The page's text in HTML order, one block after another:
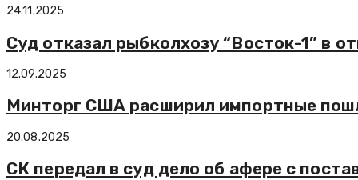
24.11.2025
Суд отказал рыбколхозу “Восток-1” в
12.09.2025
Минторг США расширил импортные
20.08.2025
СК передал в суд дело об афере с